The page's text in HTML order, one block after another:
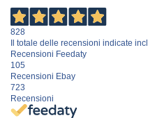
828
Il totale delle recensioni indicate
Recensioni Feedaty
105
Recensioni Ebay
723
Recensioni